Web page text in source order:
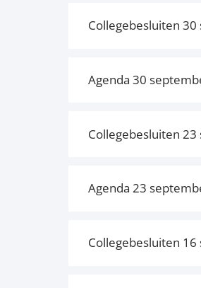
Collegebesluiten
Agenda 30
Collegebesluiten
Agenda 23
Collegebesluiten